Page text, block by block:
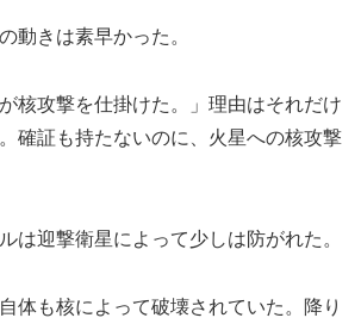
動きは素早かった。
核攻撃を仕掛けた。」理由はそれだけ
確証も持たないのに、火星への核攻撃
は迎撃衛星によって少しは防がれた。
体も核によって破壊されていた。降り